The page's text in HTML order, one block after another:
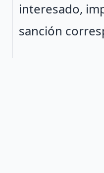
interesado,
sanción